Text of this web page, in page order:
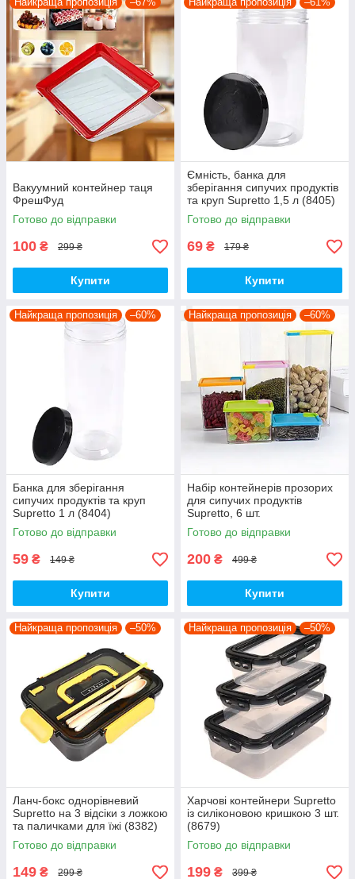
Вакуумний контейнер таця
ФрешФуд
Готово до відправки
100 ₴ 299 ₴
Купити
Ємність, банка для
зберігання сипучих продуктів
та круп Supretto 1,5 л (8405)
Готово до відправки
69 ₴ 179 ₴
Купити
Найкраща пропозиція –60%
Банка для зберігання
сипучих продуктів та круп
Supretto 1 л (8404)
Готово до відправки
59 ₴ 149 ₴
Купити
Найкраща пропозиція –60%
Набір контейнерів прозорих
для сипучих продуктів
Supretto, 6 шт.
Готово до відправки
200 ₴ 499 ₴
Купити
Найкраща пропозиція –50%
Ланч-бокс однорівневий
Supretto на 3 відсіки з ложкою
та паличками для їжі (8382)
Готово до відправки
149 ₴ 299 ₴
Найкраща пропозиція –50%
Харчові контейнери Supretto
із силіконовою кришкою 3 шт.
(8679)
Готово до відправки
199 ₴ 399 ₴